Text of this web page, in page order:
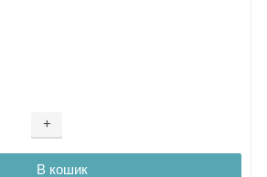
+
В кошик